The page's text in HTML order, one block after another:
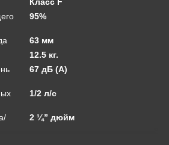
95%
63 мм
12.5 кг.
67 дБ (А)
1/2 л/с
2 ¼” дюйм